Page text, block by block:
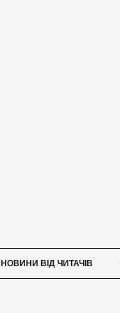
НОВИНИ ВІД ЧИТАЧІВ